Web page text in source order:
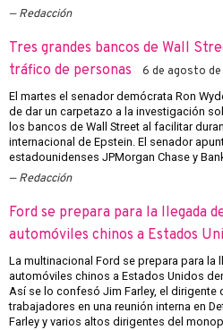
Redacción
Tres grandes bancos de Wall
tráfico de personas
6 de agosto
El martes el senador demócrata Ron
de dar un carpetazo a la investigación
los bancos de Wall Street al facilitar
internacional de Epstein. El senador
estadounidenses JPMorgan Chase y
Redacción
Ford se prepara para la llegada
automóviles chinos a Estados
La multinacional Ford se prepara para la
automóviles chinos a Estados Unidos
Así se lo confesó Jim Farley, el dirigente
trabajadores en una reunión interna en
Farley y varios altos dirigentes del